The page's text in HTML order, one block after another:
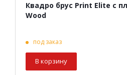
Квадро брус Print Elite с
Wood
под заказ
В корзину